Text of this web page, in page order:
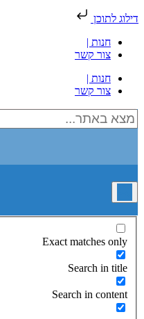
דילוג לתוכן
חנות |
צור קשר
חנות |
צור קשר
Exact matches only
Search in title
Search in content